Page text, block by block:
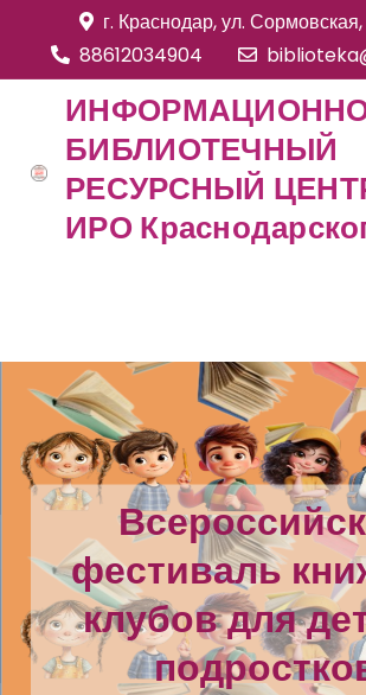
i
г. Краснодар, ул. Сормовская,
88612034904
БИБЛИОТЕЧНЫЙ
РЕСУРСНЫЙ
ИРО
фестиваль
клубов для